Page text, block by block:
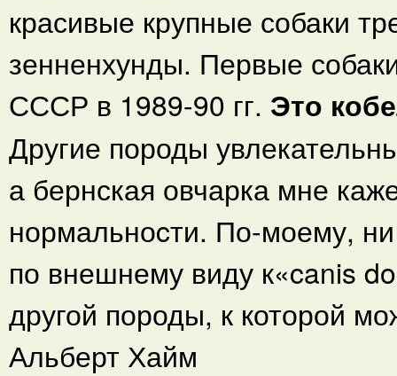
красивые крупные собаки
зенненхунды. Первые
СССР в 1989-90 гг. Это
Другие породы
а бернская овчарка мне
нормальноcти. По-моему, ни
по внешнему виду к«canis
другой породы, к которой
Альберт Хайм